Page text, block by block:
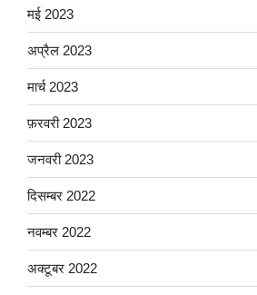
मई 2023
अप्रैल 2023
मार्च 2023
फ़रवरी 2023
जनवरी 2023
दिसम्बर 2022
नवम्बर 2022
अक्टूबर 2022